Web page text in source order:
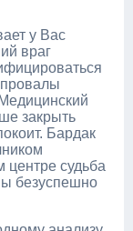
у Вас
враг
провалы
закрыть
Бардак
центре судьба
безуспешно